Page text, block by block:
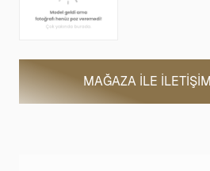
MAĞAZA ILE